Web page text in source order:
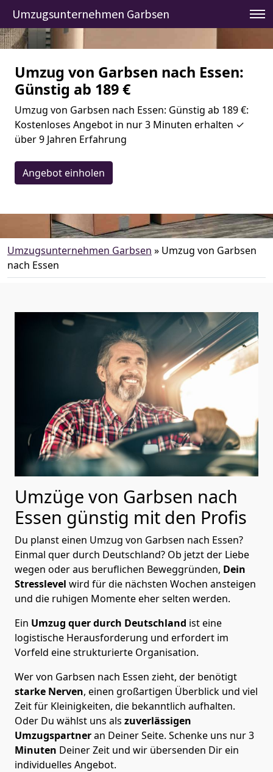
Umzugsunternehmen Garbsen
Umzug von Garbsen nach Essen:
Günstig ab 189 €
Umzug von Garbsen nach Essen: Günstig ab 189 €:
Kostenloses Angebot in nur 3 Minuten erhalten ✓
über 9 Jahren Erfahrung
Angebot einholen
Umzugsunternehmen Garbsen » Umzug von Garbsen
nach Essen
Umzüge von Garbsen nach
Essen günstig mit den Profis
Du planst einen Umzug von Garbsen nach Essen?
Einmal quer durch Deutschland? Ob jetzt der Liebe
wegen oder aus beruflichen Beweggründen, Dein
Stresslevel wird für die nächsten Wochen ansteigen
und die ruhigen Momente eher selten werden.
Ein Umzug quer durch Deutschland ist eine
logistische Herausforderung und erfordert im
Vorfeld eine strukturierte Organisation.
Wer von Garbsen nach Essen zieht, der benötigt
starke Nerven, einen großartigen Überblick und viel
Zeit für Kleinigkeiten, die bekanntlich aufhalten.
Oder Du wählst uns als zuverlässigen
Umzugspartneran Deiner Seite. Schenke uns nur3
Minuten Deiner Zeit und wir übersenden Dir ein
individuelles Angebot.